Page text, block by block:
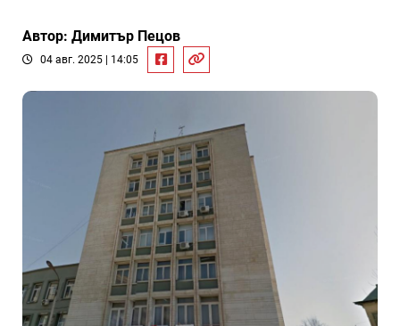
Автор: Димитър Пецов
04 авг. 2025 | 14:05